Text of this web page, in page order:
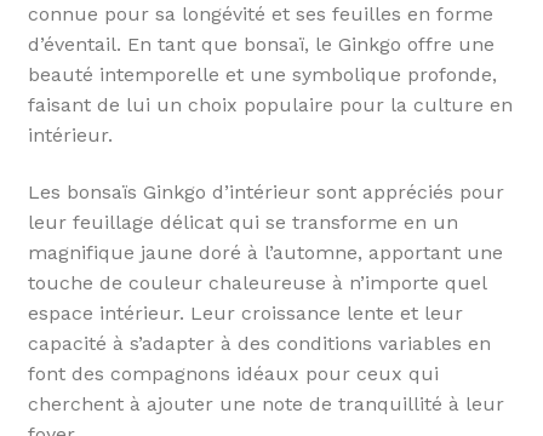
connue pour sa longévité et ses feuilles en forme
d’éventail. En tant que bonsaï, le Ginkgo offre une
beauté intemporelle et une symbolique profonde,
faisant de lui un choix populaire pour la culture en
intérieur.
Les bonsaïs Ginkgo d’intérieur sont appréciés pour
leur feuillage délicat qui se transforme en un
magnifique jaune doré à l’automne, apportant une
touche de couleur chaleureuse à n’importe quel
espace intérieur. Leur croissance lente et leur
capacité à s’adapter à des conditions variables en
font des compagnons idéaux pour ceux qui
cherchent à ajouter une note de tranquillité à leur